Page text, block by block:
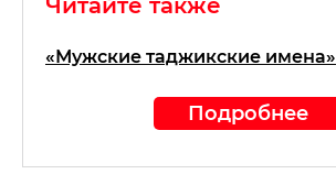
Читайте также
«Мужские таджикские имена»
Подробнее